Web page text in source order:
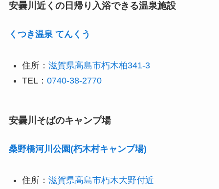
安曇川近くの日帰り入浴できる温泉施設
くつき温泉 てんくう
住所： 滋賀県高島市朽木柏341-3
TEL： 0740-38-2770
安曇川そばのキャンプ場
桑野橋河川公園(朽木村キャンプ場)
住所： 滋賀県高島市朽木大野付近